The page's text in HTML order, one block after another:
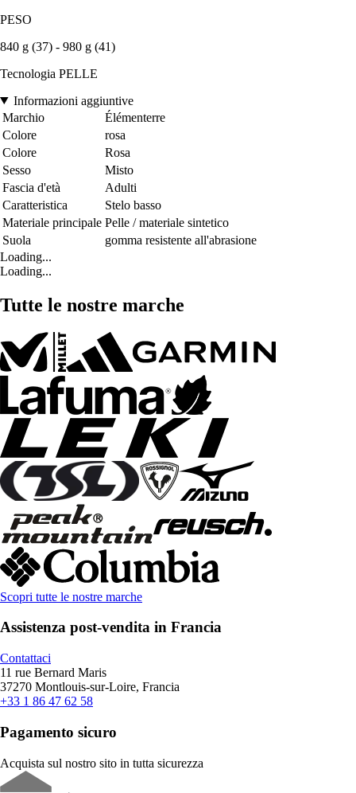
PESO
840 g (37) - 980 g (41)
Tecnologia PELLE
Informazioni aggiuntive
Marchio
Élémenterre
Colore
rosa
Colore
Rosa
Sesso
Misto
Fascia d'età
Adulti
Caratteristica
Stelo basso
Materiale principale Pelle / materiale sintetico
Suola
gomma resistente all'abrasione
Loading...
Loading...
Tutte le nostre marche
Scopri tutte le nostre marche
Assistenza post-vendita in Francia
Contattaci
11 rue Bernard Maris
37270 Montlouis-sur-Loire, Francia
+33 1 86 47 62 58
Pagamento sicuro
Acquista sul nostro sito in tutta sicurezza